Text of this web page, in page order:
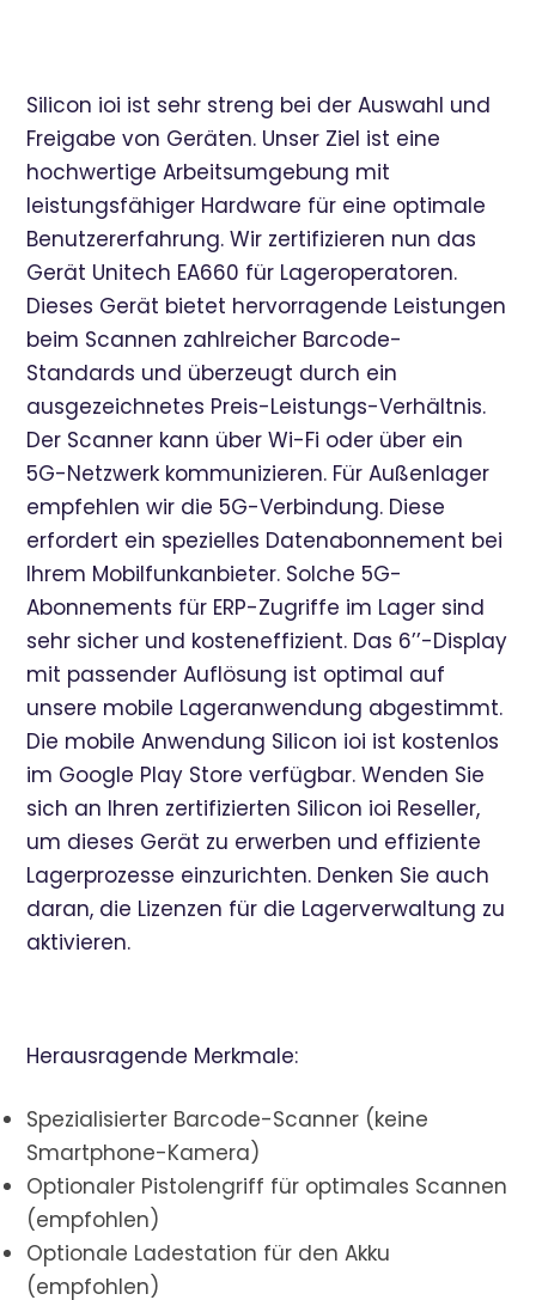
Silicon ioi ist sehr streng bei der Auswahl und
Freigabe von Geräten. Unser Ziel ist eine
hochwertige Arbeitsumgebung mit
leistungsfähiger Hardware für eine optimale
Benutzererfahrung. Wir zertifizieren nun das
Gerät Unitech EA660 für Lageroperatoren.
Dieses Gerät bietet hervorragende Leistungen
beim Scannen zahlreicher Barcode-
Standards und überzeugt durch ein
ausgezeichnetes Preis-Leistungs-Verhältnis.
Der Scanner kann über Wi-Fi oder über ein
5G-Netzwerk kommunizieren. Für Außenlager
empfehlen wir die 5G-Verbindung. Diese
erfordert ein spezielles Datenabonnement bei
Ihrem Mobilfunkanbieter. Solche 5G-
Abonnements für ERP-Zugriffe im Lager sind
sehr sicher und kosteneffizient. Das 6’’-Display
mit passender Auflösung ist optimal auf
unsere mobile Lageranwendung abgestimmt.
Die mobile Anwendung Silicon ioi ist kostenlos
im Google Play Store verfügbar. Wenden Sie
sich an Ihren zertifizierten Silicon ioi Reseller,
um dieses Gerät zu erwerben und effiziente
Lagerprozesse einzurichten. Denken Sie auch
daran, die Lizenzen für die Lagerverwaltung zu
aktivieren.
Herausragende Merkmale:
Spezialisierter Barcode-Scanner (keine
Smartphone-Kamera)
Optionaler Pistolengriff für optimales Scannen
(empfohlen)
Optionale Ladestation für den Akku
(empfohlen)